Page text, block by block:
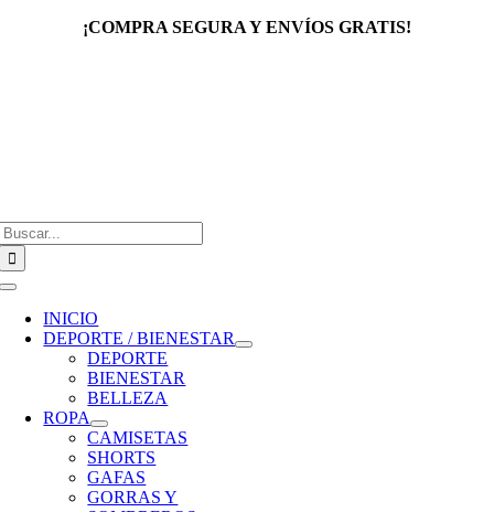
¡COMPRA SEGURA Y ENVÍOS GRATIS!
Toggle
Navigation
INICIO
DEPORTE / BIENESTAR
DEPORTE
BIENESTAR
BELLEZA
ROPA
CAMISETAS
SHORTS
GAFAS
GORRAS Y